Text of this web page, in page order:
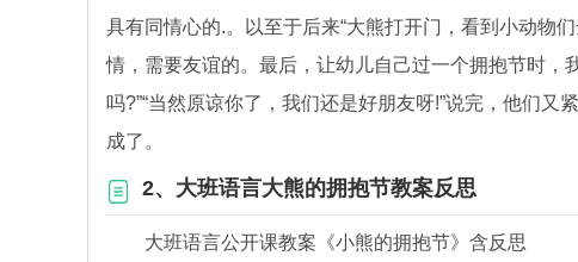
具有同情心的.。以至于后来“大熊打开门，看到小动物
情，需要友谊的。最后，让幼儿自己过一个拥抱节时，
吗?”“当然原谅你了，我们还是好朋友呀!”说完，他们
成了。
2、大班语言大熊的拥抱节教案反思
大班语言公开课教案《小熊的拥抱节》含反思